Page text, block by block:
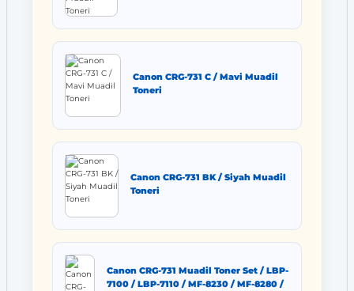
Canon CRG-731 C / Mavi Muadil
Toneri
Canon CRG-731 BK / Siyah Muadil
Toneri
Canon CRG-731 Muadil Toner Set / LBP-
7100 / LBP-7110 / MF-8230 / MF-8280 /